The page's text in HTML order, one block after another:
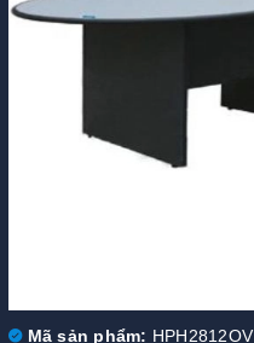
Mã sản phẩm: HPH2812OV